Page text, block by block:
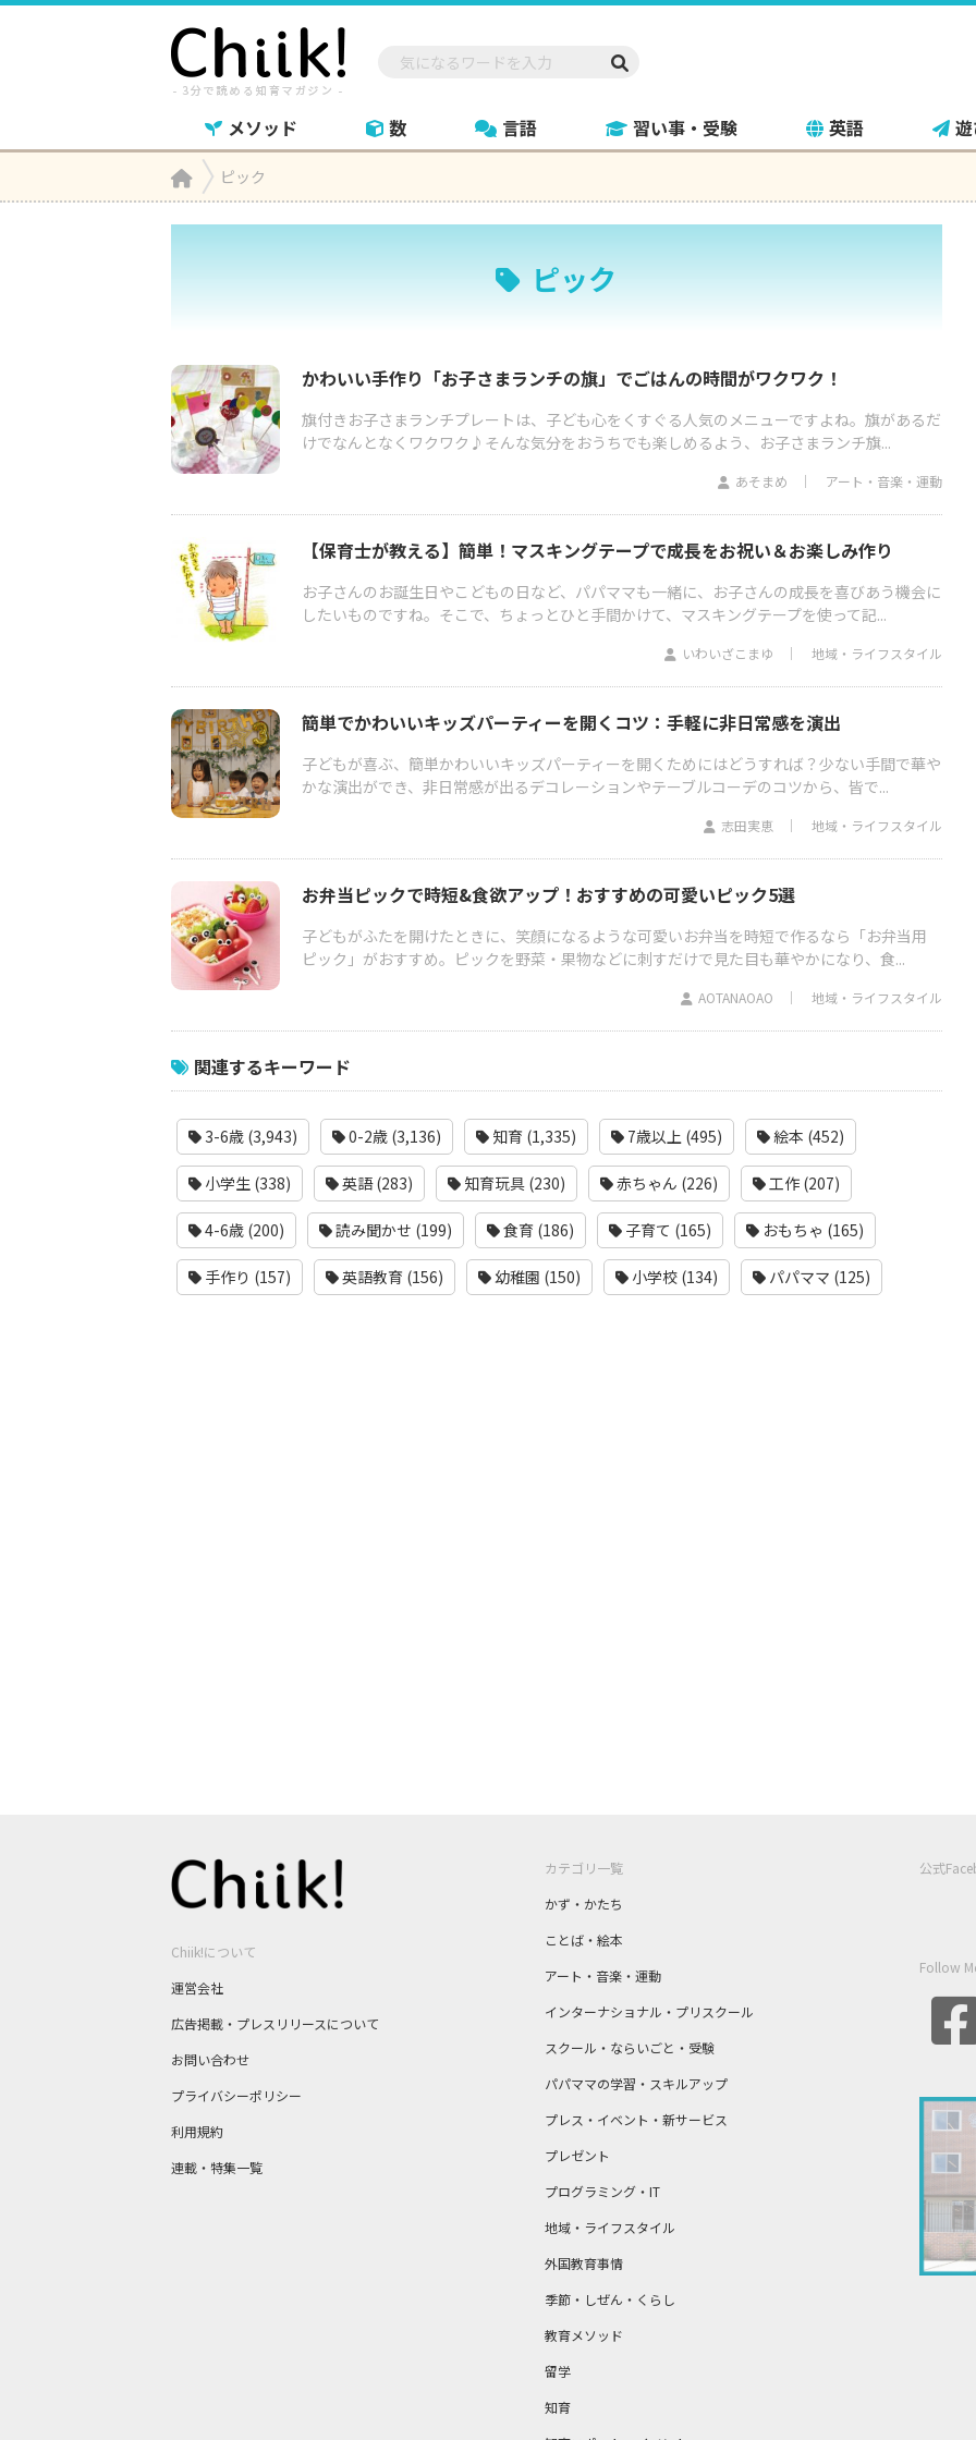
メソッド 数 言語 習い事・受験 英語
Homeピック
ピック
かわいい手作り「お子さまランチの旗」でごはんの時間がワクワク！
旗付きお子さまランチプレートは、子ども心をくすぐる人気のメニューですよね。旗があるだ
けでなんとなくワクワク♪そんな気分をおうちでも楽しめるよう、お子さまランチ旗...
あそまめ アート・音楽・運動
【保育士が教える】簡単！マスキングテープで成長をお祝い＆お楽しみ作り
お子さんのお誕生日やこどもの日など、パパママも一緒に、お子さんの成長を喜びあう機会に
したいものですね。そこで、ちょっとひと手間かけて、マスキングテープを使って記...
いわいざこまゆ 地域・ライフスタイル
簡単でかわいいキッズパーティーを開くコツ：手軽に非日常感を演出
子どもが喜ぶ、簡単かわいいキッズパーティーを開くためにはどうすれば？少ない手間で華や
かな演出ができ、非日常感が出るデコレーションやテーブルコーデのコツから、皆で...
志田実恵 地域・ライフスタイル
お弁当ピックで時短&食欲アップ！おすすめの可愛いピック5選
子どもがふたを開けたときに、笑顔になるような可愛いお弁当を時短で作るなら「お弁当用
ピック」がおすすめ。ピックを野菜・果物などに刺すだけで見た目も華やかになり、食...
AOTANAOAO 地域・ライフスタイル
関連するキーワード
3-6歳 (3,943) 0-2歳 (3,136) 知育 (1,335) 7歳以上 (495) 絵本 (452)
小学生 (338) 英語 (283) 知育玩具 (230) 赤ちゃん (226) 工作 (207)
4-6歳 (200) 読み聞かせ (199) 食育 (186) 子育て (165) おもちゃ (165)
手作り (157) 英語教育 (156) 幼稚園 (150) 小学校 (134) パパママ (125)
Chiik!について
運営会社
広告掲載・プレスリリースについて
お問い合わせ
プライバシーポリシー
利用規約
連載・特集一覧
カテゴリ一覧
かず・かたち
ことば・絵本
アート・音楽・運動
インターナショナル・プリスクール
スクール・ならいごと・受験
パパママの学習・スキルアップ
プレス・イベント・新サービス
プレゼント
プログラミング・IT
地域・ライフスタイル
外国教育事情
季節・しぜん・くらし
教育メソッド
留学
知育
公式
Follow